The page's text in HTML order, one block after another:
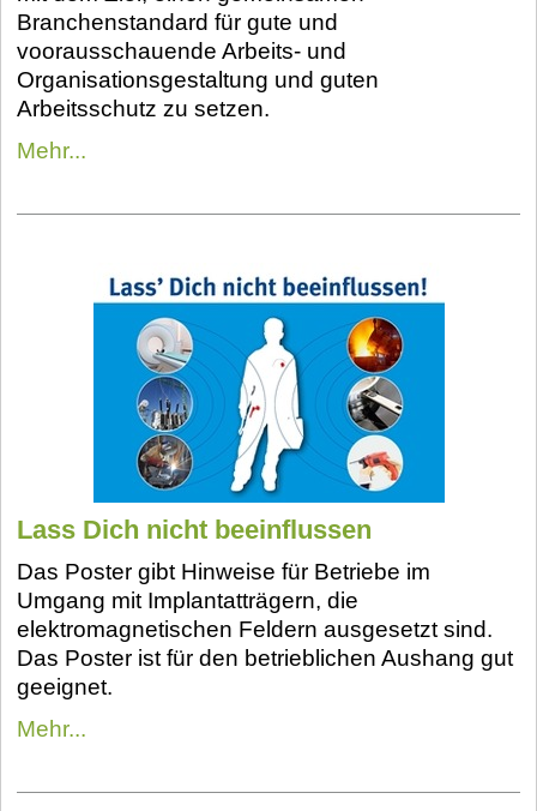
Branchenstandard für gute und
voorausschauende Arbeits- und
Organisationsgestaltung und guten
Arbeitsschutz zu setzen.
Mehr...
Lass Dich nicht beeinflussen
Das Poster gibt Hinweise für Betriebe im
Umgang mit Implantatträgern, die
elektromagnetischen Feldern ausgesetzt sind.
Das Poster ist für den betrieblichen Aushang gut
geeignet.
Mehr...